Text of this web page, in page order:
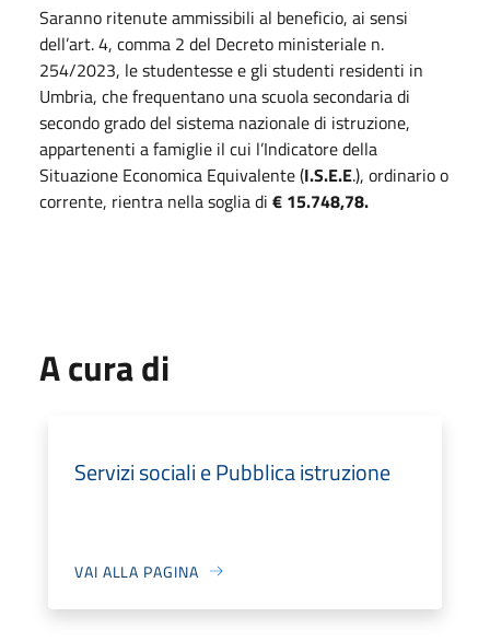
Saranno ritenute ammissibili al beneficio, ai sensi
dell’art. 4, comma 2 del Decreto ministeriale n.
254/2023, le studentesse e gli studenti residenti in
Umbria, che frequentano una scuola secondaria di
secondo grado del sistema nazionale di istruzione,
appartenenti a famiglie il cui l’Indicatore della
Situazione Economica Equivalente (I.S.E.E.), ordinario o
corrente, rientra nella soglia di € 15.748,78.
A cura di
Servizi sociali e Pubblica istruzione
VAI ALLA PAGINA